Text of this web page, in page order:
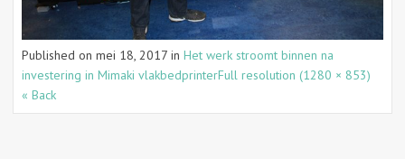
Published on mei 18, 2017 in Het werk stroomt binnen na
investering in Mimaki vlakbedprinterFull resolution (1280 × 853)
« Back